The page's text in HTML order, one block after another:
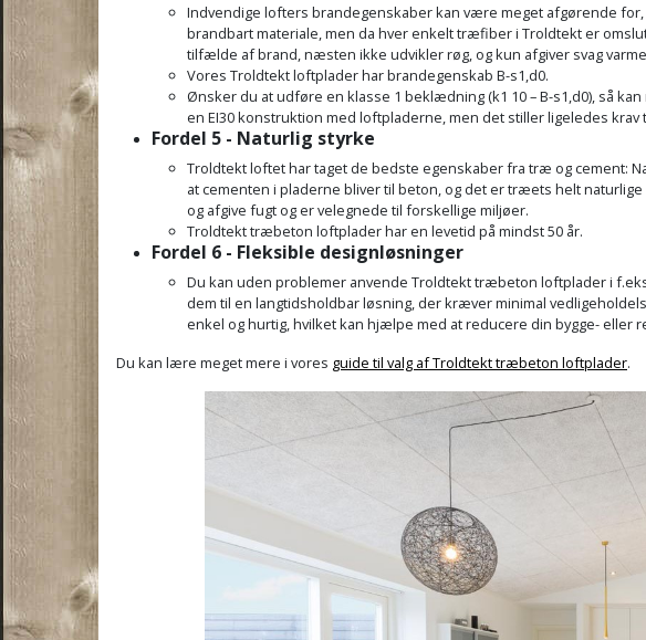
Indvendige lofters brandegenskaber kan være meget afgørende
brandbart materiale, men da hver enkelt træfiber i Troldtekt er
tilfælde af brand, næsten ikke udvikler røg, og kun afgiver svag
Vores Troldtekt loftplader har brandegenskab B-s1,d0.
Ønsker du at udføre en klasse 1 beklædning (k1 10 – B-s1,d0), så
en EI30 konstruktion med loftpladerne, men det stiller ligeledes
Fordel 5 - Naturlig styrke
Troldtekt loftet har taget de bedste egenskaber fra træ og cement:
at cementen i pladerne bliver til beton, og det er træets helt
og afgive fugt og er velegnede til forskellige miljøer.
Troldtekt træbeton loftplader har en levetid på mindst 50 år.
Fordel 6 - Fleksible designløsninger
Du kan uden problemer anvende Troldtekt træbeton loftplader i
dem til en langtidsholdbar løsning, der kræver minimal
enkel og hurtig, hvilket kan hjælpe med at reducere din bygge- eller
Du kan lære meget mere i vores guide til valg af Troldtekt træbeton loftplader.